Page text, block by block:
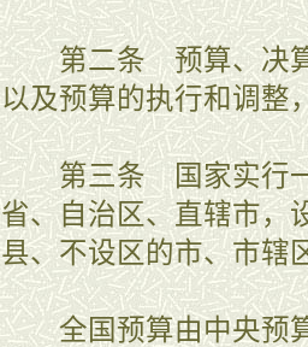
第二条 预算、决算
以及预算的执行和调整
第三条 国家实行一
省、自治区、直辖市，
县、不设区的市、市辖
全国预算由中央预算